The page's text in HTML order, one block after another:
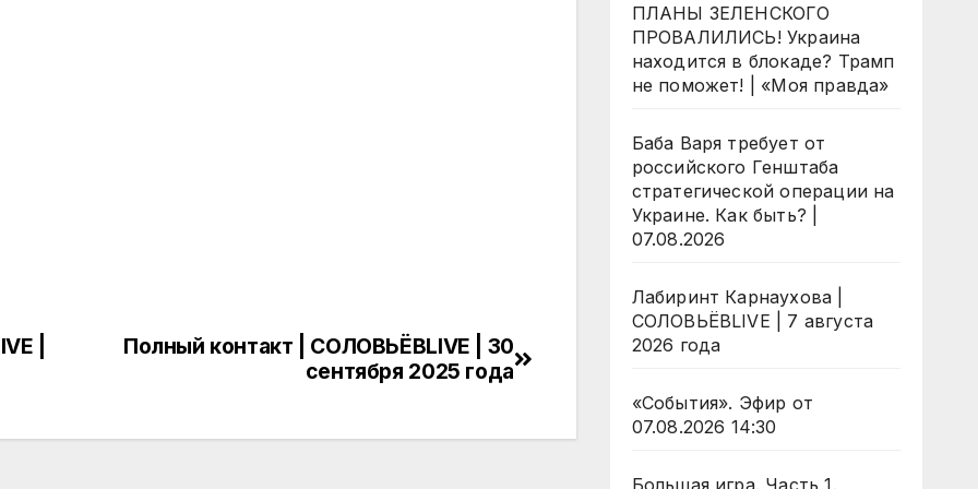
Полный контакт | СОЛОВЬЁВLIVE | 30
сентября 2025 года
|
ПЛАНЫ ЗЕЛЕНСКОГО
ПРОВАЛИЛИСЬ! Украина
находится в блокаде? Трамп
не поможет! | «Моя правда»
Баба Варя требует от
российского Генштаба
стратегической операции на
Украине. Как быть? |
07.08.2026
Лабиринт Карнаухова |
СОЛОВЬЁВLIVE | 7 августа
2026 года
«События». Эфир от
07.08.2026 14:30
Большая игра. Часть 1.